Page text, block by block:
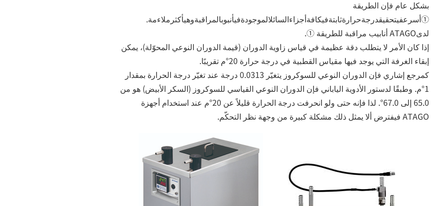
بشكل عام فإن الطريقة
①أسرعفيتحقيقدرجةحرارةثابتةفيكافةأجزاءالسائلالموجودةفيأنبوبالمراقبةوهيأكثرملاءمة.
لدىATAGO أنابيب مراقبة للطريقة ①.
إذا كان الأمر لا يتطلب دقة عظيمة في قياس زاوية الدوران (قيمة الدوران النوعي المحوّلة)، يمكن
إبقاء الغرفة التي يوجد فيها مقياس القطبية في درجة حرارة 20°م تقريبًا.
كمرجع إشاري فإن الدوران النوعي للسوكروز يتغيّر 0.0313 درجة عند تغيّر درجة الحرارة بمقدار
1°م. وطبقًا لدستور الأدوية الياباني فإن الدوران النوعي القياسي للسوكروز (السكر الأبيض) هو من
65.0 إلى 67.0°. لذا فإنه حتى ولو انحرفت درجة الحرارة قليلاً عن 20°م عند استخدام أجهزة
ATAGO فيفترض ألا يمثل ذلك مشكلة كبيرة من وجهة نظر التحكّم.